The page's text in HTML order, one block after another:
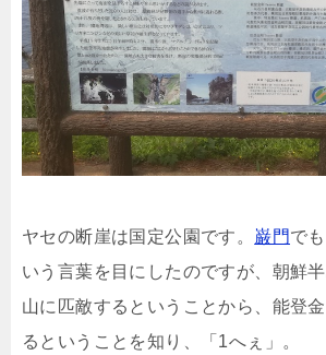
ヤセの断崖は国定公園です。 巌門で
いう言葉を目にしたのですが、朝鮮
山に匹敵するということから、能登
るということを知り、「1へぇ」。